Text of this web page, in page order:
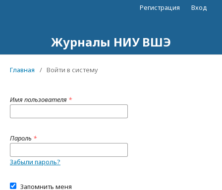
Журналы НИУ ВШЭ
Регистрация Вход
Главная / Войти в систему
Имя пользователя *
Пароль *
Забыли пароль?
Запомнить меня